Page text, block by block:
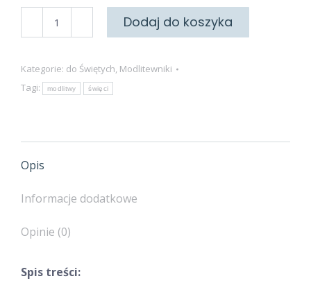
Do
Hildegardy
z
Dodaj do koszyka
Kategorie: do Świętych, Modlitewniki
Tagi:
modlitwy święci
Opis
Informacje dodatkowe
Opinie (0)
Spis treści: